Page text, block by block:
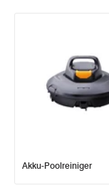
Akku-Poolreiniger